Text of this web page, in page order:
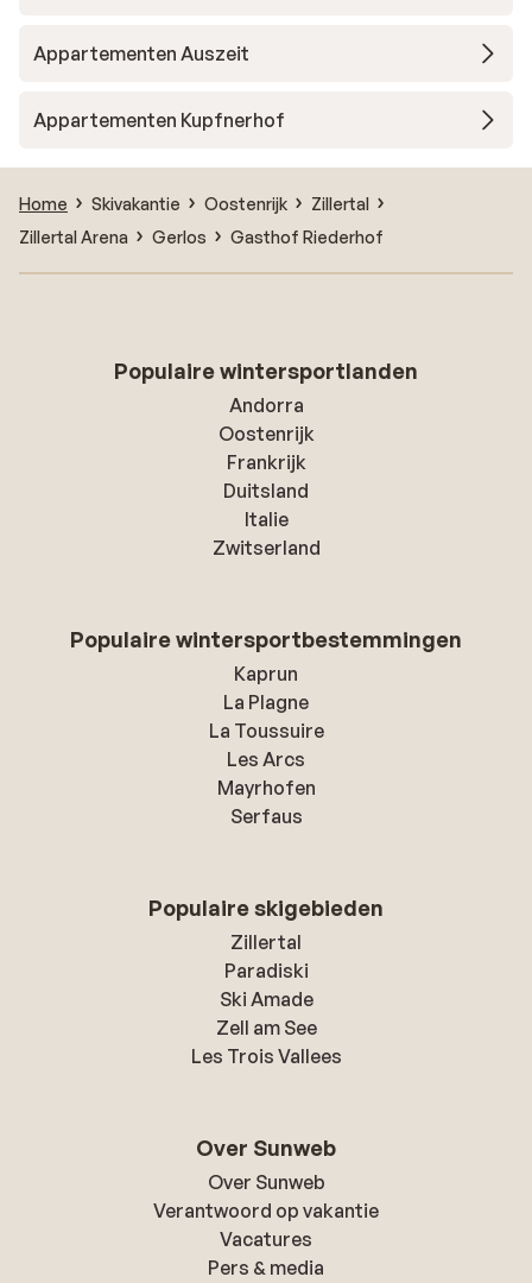
Appartementen Auszeit
Appartementen Kupfnerhof
Home Skivakantie Oostenrijk
Zillertal
Zillertal Arena
Gerlos Gasthof Riederhof
Populaire wintersportlanden
Andorra
Oostenrijk
Frankrijk
Duitsland
Italie
Zwitserland
Populaire wintersportbestemmingen
Kaprun
La Plagne
La Toussuire
Les Arcs
Mayrhofen
Serfaus
Populaire skigebieden
Zillertal
Paradiski
Ski Amade
Zell am See
Les Trois Vallees
Over Sunweb
Over Sunweb
Verantwoord op vakantie
Vacatures
Pers & media